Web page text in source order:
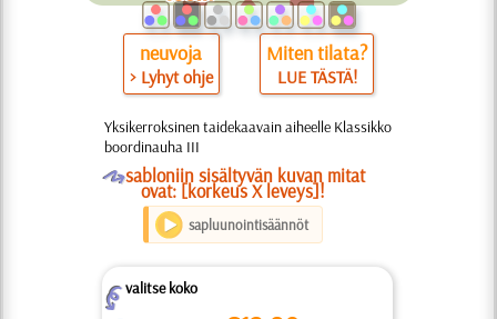
neuvoja
> Lyhyt ohje
Miten tilata?
LUE TÄSTÄ!
Yksikerroksinen taidekaavain aiheelle Klassikko
boordinauha III
Osabloniin sisältyvän kuvan mitat
ovat: [korkeus X leveys]!
sapluunointisäännöt
Zvalitse koko